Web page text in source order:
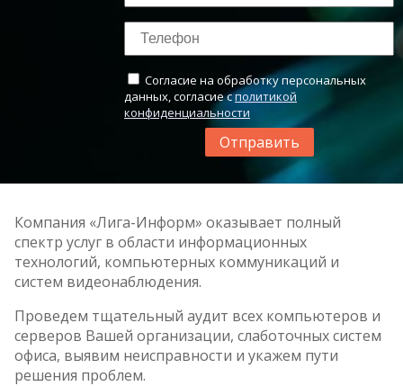
Согласие на обработку персональных
данных, согласие сполитикой
конфиденциальности
Отправить
Компания «Лига-Информ» оказывает полный
спектр услуг в области информационных
технологий, компьютерных коммуникаций и
систем видеонаблюдения.
Проведем тщательный аудит всех компьютеров и
серверов Вашей организации, слаботочных систем
офиса, выявим неисправности и укажем пути
решения проблем.